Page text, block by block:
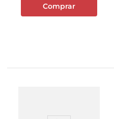
Comprar